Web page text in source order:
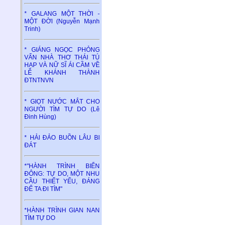
* GALANG MỘT THỜI -
MỘT ĐỜI (Nguyễn Mạnh
Trinh)
* GIÁNG NGỌC PHỎNG
VẤN NHÀ THƠ THÁI TÚ
HẠP VÀ NỮ SĨ ÁI CẦM VỀ
LỄ KHÁNH THÀNH
ĐTNTNVN
* GIỌT NƯỚC MẮT CHO
NGƯỜI TÌM TỰ DO (Lê
Đinh Hùng)
* HẢI ĐẢO BUỒN LÂU BI
ĐÁT
*"HÀNH TRÌNH BIỂN
ĐÔNG: TỰ DO, MỘT NHU
CẦU THIẾT YẾU, ĐÁNG
ĐỂ TA ĐI TÌM"
*HÀNH TRÌNH GIAN NAN
TÌM TỰ DO